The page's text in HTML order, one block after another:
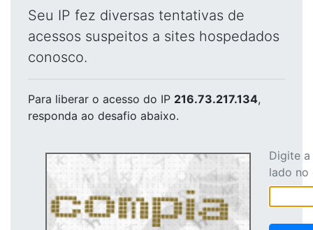
Seu IP fez diversas tentativas de
acessos suspeitos a sites hospedados
conosco.
Para liberar o acesso do IP 216.73.217.134,
responda ao desafio abaixo.
Digite
lado no